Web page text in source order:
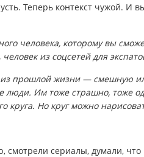
Теперь контекст чужой. И
человека, которому вы
из соцсетей для
прошлой жизни — смешную
люди. Им тоже страшно, тоже
круга. Но круг можно
сериалы, думали,